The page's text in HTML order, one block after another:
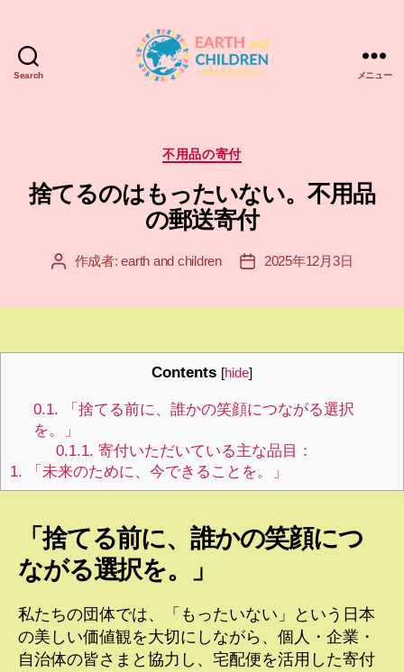
Search
＆
ル
ド
レ
EARTH
CHILDREN
メニュー
カ
ゴ
リ
ー
不用品の寄付
捨てるのはもったいない。不用品
の郵送寄付
投 作成者:earth and children
投
2025年12月3日
Contents [hide]
0.1. 「捨てる前に、誰かの笑顔につながる選択
を。」
0.1.1. 寄付いただいている主な品目：
1. 「未来のために、今できることを。」
「捨てる前に、誰かの笑顔につ
ながる選択を。」
私たちの団体では、「もったいない」という日本
の美しい価値観を大切にしながら、個人・企業・
自治体の皆さまと協力し、宅配便を活用した寄付